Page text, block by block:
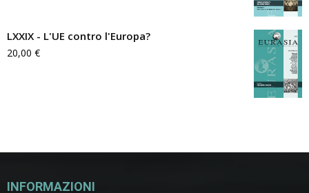
LXXIX - L'UE contro l'Europa?
20,00 €
INFORMAZIONI